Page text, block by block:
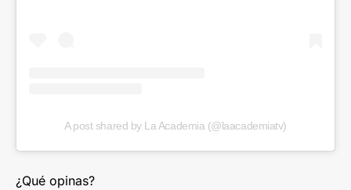
A post shared by La Academia (@laacademiatv)
¿Qué opinas?